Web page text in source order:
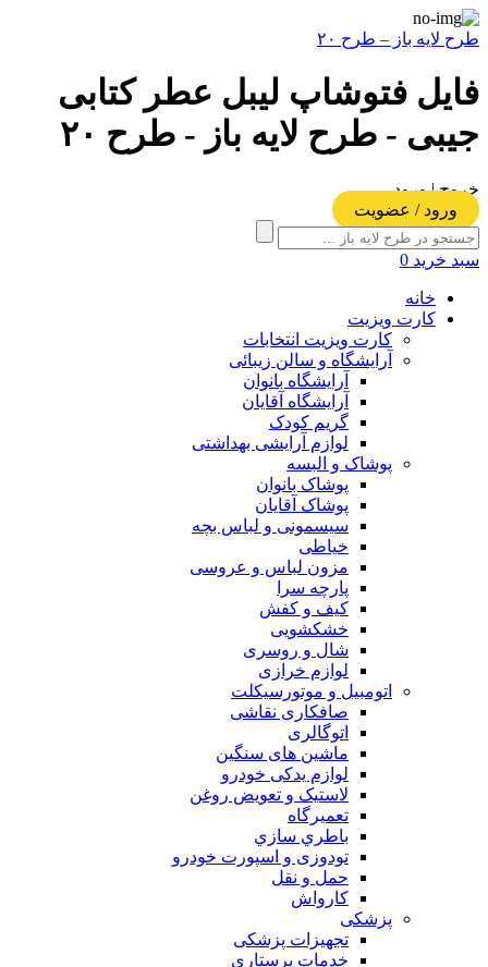
طرح لایه باز – طرح ۲۰
فایل فتوشاپ لیبل عطر کتابی
جیبی - طرح لایه باز - طرح ۲۰
خروج | ورود
ورود / عضویت
سبد خرید 0
خانه
کارت ویزیت
کارت ویزیت انتخابات
آرایشگاه و سالن زیبائی
آرایشگاه بانوان
آرایشگاه آقایان
گریم کودک
لوازم آرایشی بهداشتی
پوشاک و البسه
پوشاک بانوان
پوشاک آقایان
سیسمونی و لباس بچه
خیاطی
مزون لباس و عروسی
پارچه سرا
کیف و کفش
خشکشویی
شال و روسری
لوازم خرازی
اتومبیل و موتورسیکلت
صافکاری نقاشی
اتوگالری
ماشین های سنگین
لوازم یدکی خودرو
لاستیک و تعویض روغن
تعميرگاه
باطري سازي
تودوزی و اسپورت خودرو
حمل و نقل
کارواش
پزشکی
تجهیزات پزشکی
خدمات پرستاری